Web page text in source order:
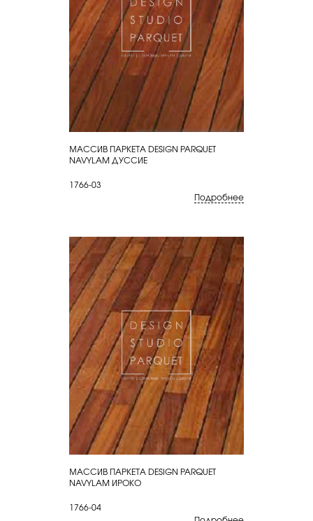
КУПИТЬ
МАССИВ ПАРКЕТА DESIGN PARQUET
NAVYLAM ДУССИЕ
1766-03
Подробнее
КУПИТЬ
МАССИВ ПАРКЕТА DESIGN PARQUET
NAVYLAM ИРОКО
1766-04